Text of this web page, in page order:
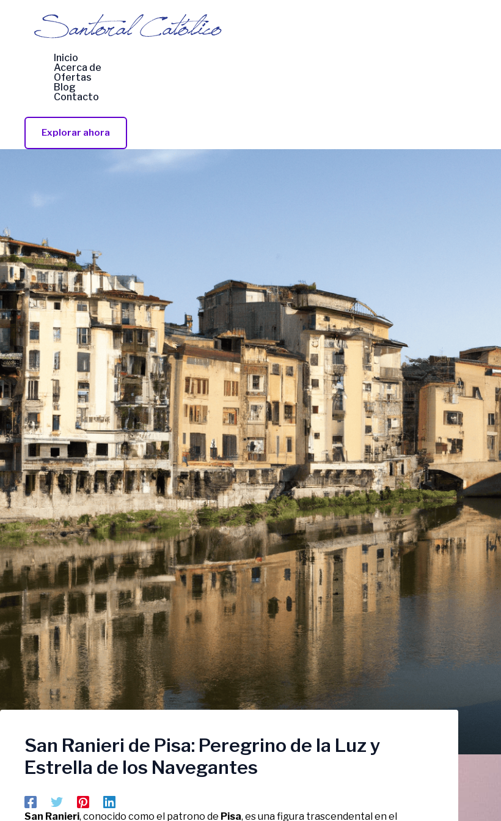
contenido
Inicio
Acerca de
Ofertas
Blog
Contacto
Explorar ahora
San Ranieri de Pisa: Peregrino de la Luz y
Estrella de los Navegantes
San Ranieri, conocido como el patrono de Pisa, es una figura trascendental en el